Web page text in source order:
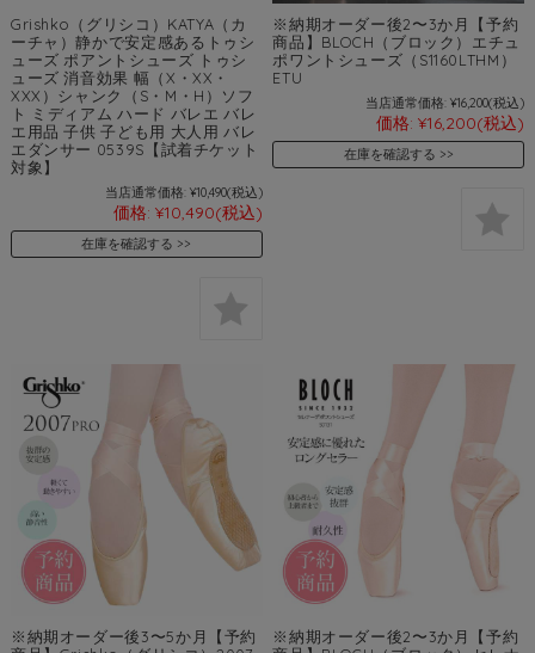
Grishko（グリシコ）KATYA（カ
ーチャ）静かで安定感あるトゥシ
ューズ ポアントシューズ トゥシ
ューズ 消音効果 幅（X・XX・
XXX）シャンク（S・M・H）ソフ
ト ミディアム ハード バレエ バレ
エ用品 子供 子ども用 大人用 バレ
エダンサー 0539S【試着チケット
対象】
当店通常価格: ¥10,490(税込)
価格: ¥10,490(税込)
在庫を確認する
※納期オーダー後2〜3か月【予約
商品】BLOCH（ブロック）エチュ
ポワントシューズ（S1160LTHM）
ETU
当店通常価格: ¥16,200(税込)
価格: ¥16,200(税込)
在庫を確認する
※納期オーダー後3〜5か月【予約
※納期オーダー後2〜3か月【予約